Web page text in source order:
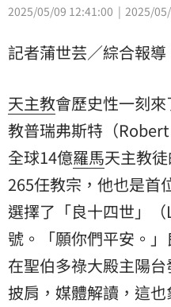
2025/05/09 12:41:00 2025/
記者蒲世芸／綜合報導
天主教會歷史性一刻
教普瑞弗斯特（
全球14億羅馬天主教
265任教宗，他也是首
選擇了「良十四世」
號。「願你們平安。
在聖伯多祿大殿主陽
披肩，媒體解讀，這